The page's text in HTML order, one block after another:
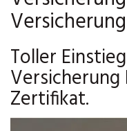
Toller
Versicherung
Zertifikat.